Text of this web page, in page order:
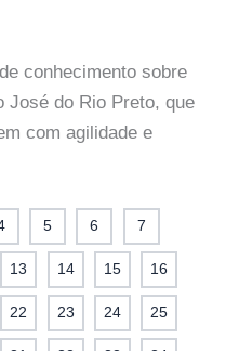
conhecimento sobre
José do Rio Preto, que
com agilidade e
5 6 7
13 14 15 16
22 23 24 25